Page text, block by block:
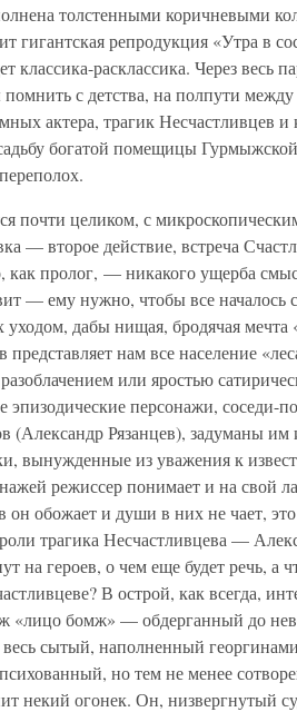
толстенными коричневыми
гигантская репродукция «Утра в
классика-расклассика. Через весь
помнить с детства, на полпути
актера, трагик Несчастливцев
богатой помещицы
почти целиком, с
— второе действие, встреча
как пролог, — никакого ущерба
— ему нужно, чтобы все началось
уходом, дабы нищая, бродячая
представляет нам все население
или яростью
эпизодические персонажи,
Рязанцев), задуманы им
вынужденные из уважения к
режиссер понимает и на свой
он обожает и души в них не чает,
трагика Несчастливцева —
на героев, о чем еще будет речь, а
В острой, как всегда,
«лицо бомж» — обдерганный до
сытый, наполненный
но тем не менее
некий огонек. Он, низвергнутый